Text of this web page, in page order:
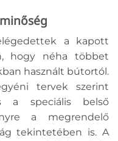
a kapott
hogy néha többet
használt bútortól.
tervek szerint
a speciális belső
a megrendelő
tekintetében is. A